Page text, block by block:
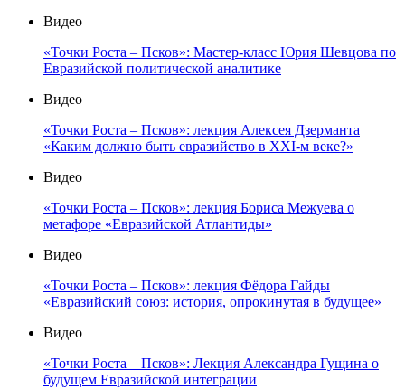
Видео
«Точки Роста – Псков»: Мастер-класс Юрия Шевцова по
Евразийской политической аналитике
Видео
«Точки Роста – Псков»: лекция Алексея Дзерманта
«Каким должно быть евразийство в XXI-м веке?»
Видео
«Точки Роста – Псков»: лекция Бориса Межуева о
метафоре «Евразийской Атлантиды»
Видео
«Точки Роста – Псков»: лекция Фёдора Гайды
«Евразийский союз: история, опрокинутая в будущее»
Видео
«Точки Роста – Псков»: Лекция Александра Гущина о
будущем Евразийской интеграции